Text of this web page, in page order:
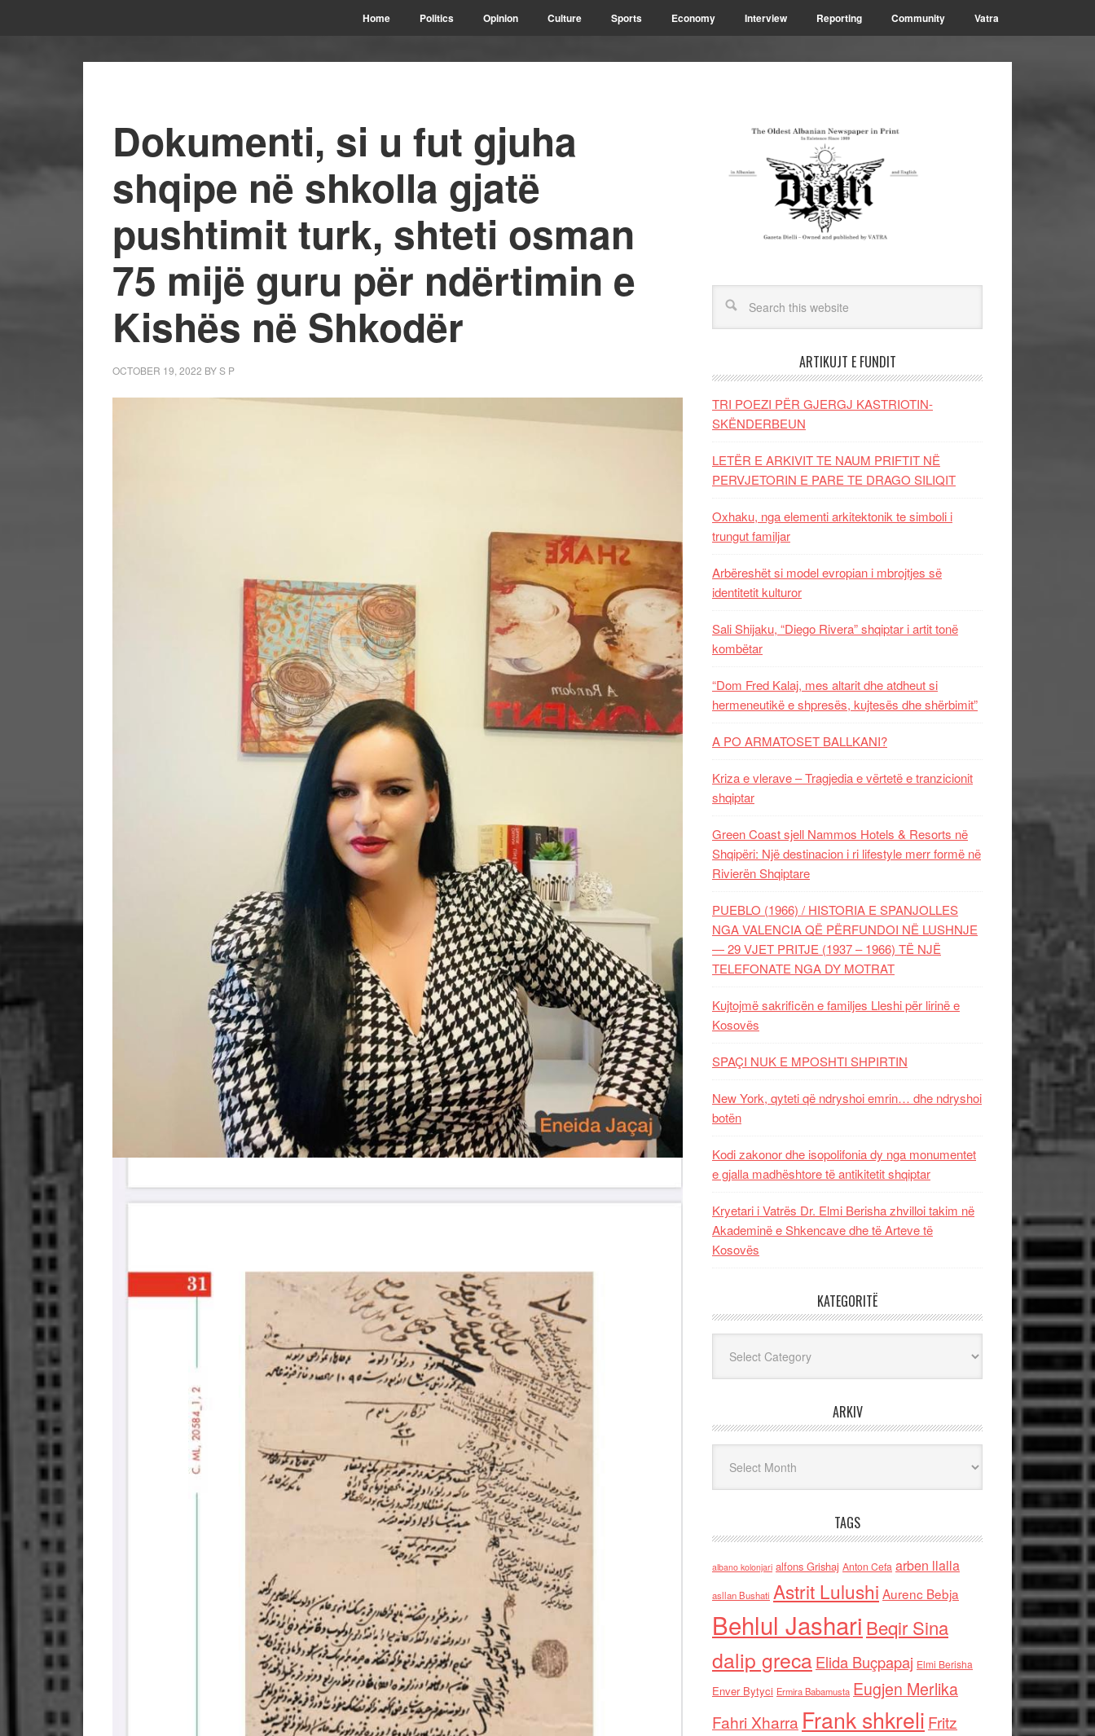
Home Politics Opinion Culture Sports Economy Interview Reporting Community Vatra
Dokumenti, si u fut gjuha
shqipe në shkolla gjatë
pushtimit turk, shteti osman
75 mijë guru për ndërtimin e
Kishës në Shkodër
OCTOBER 19, 2022 BYS P ARTIKUJT E FUNDIT
TRI POEZI PËR GJERGJ KASTRIOTIN-
SKËNDERBEUN
LETËR E ARKIVIT TE NAUM PRIFTIT NË
PERVJETORIN E PARE TE DRAGO SILIQIT
Oxhaku, nga elementi arkitektonik te simboli i
trungut familjar
Arbëreshët si model evropian i mbrojtjes së
identitetit kulturor
Sali Shijaku, “Diego Rivera” shqiptar i artit tonë
kombëtar
“Dom Fred Kalaj, mes altarit dhe atdheut si
hermeneutikë e shpresës, kujtesës dhe shërbimit”
A PO ARMATOSET BALLKANI?
Kriza e vlerave – Tragjedia e vërtetë e tranzicionit
shqiptar
Green Coast sjell Nammos Hotels & Resorts në
Shqipëri: Një destinacion i ri lifestyle merr formë në
Rivierën Shqiptare
PUEBLO (1966) / HISTORIA E SPANJOLLES
NGA VALENCIA QË PËRFUNDOI NË LUSHNJE
— 29 VJET PRITJE (1937 – 1966) TË NJË
TELEFONATE NGA DY MOTRAT
Kujtojmë sakrificën e familjes Lleshi për lirinë e
Kosovës
SPAÇI NUK E MPOSHTI SHPIRTIN
New York, qyteti që ndryshoi emrin… dhe ndryshoi
botën
Kodi zakonor dhe isopolifonia dy nga monumentet
e gjalla madhështore të antikitetit shqiptar
Kryetari i Vatrës Dr. Elmi Berisha zhvilloi takim në
Akademinë e Shkencave dhe të Arteve të
Kosovës
KATEGORITË
ARKIV
TAGS
albano kolonjari alfons Grishaj Anton Cefa arben llalla
asllan Bushati Astrit Lulushi Aurenc Bebja
Behlul Jashari Beqir Sina
dalip grecaElida Buçpapaj Elmi Berisha
Enver Bytyci Ermira Babamusta Eugjen Merlika
Fahri Xharra Frank shkreli Fritz